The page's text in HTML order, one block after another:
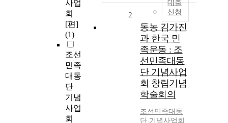
사업
회
[편]
(1)
조선
민족
대동
단
기념
사업
회
대출
신청
2
동농 김가진
과 한국 민
족운동 : 조
선민족대동
단 기념사업
회 창립기념
학술회의
조선민족대동
단 기 념사업회